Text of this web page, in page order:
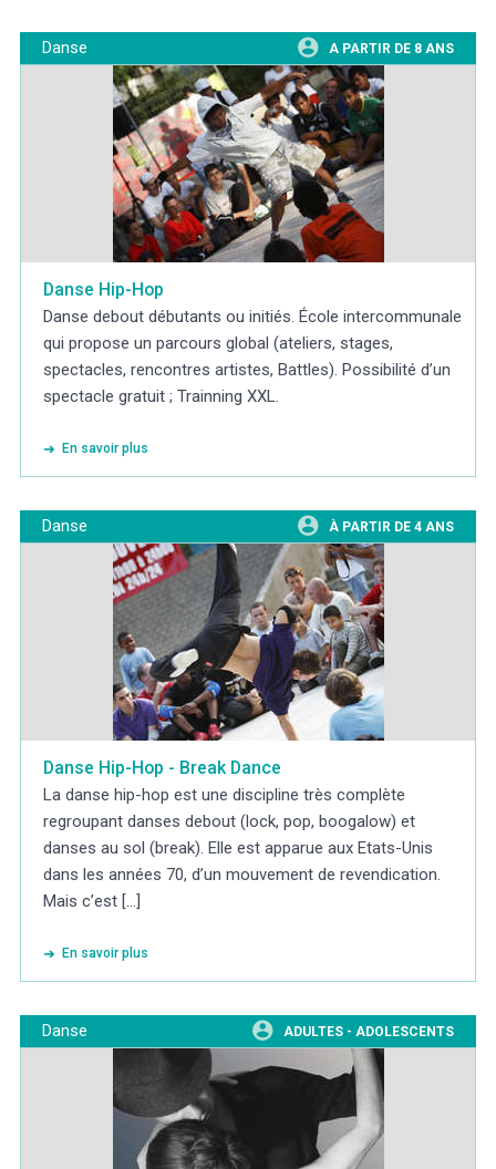
Danse A PARTIR DE 8 ANS
Danse Hip-Hop
Danse debout débutants ou initiés. École intercommunale
qui propose un parcours global (ateliers, stages,
spectacles, rencontres artistes, Battles). Possibilité d’un
spectacle gratuit ; Trainning XXL.
En savoir plus
Danse À PARTIR DE 4 ANS
Danse Hip-Hop - Break Dance
La danse hip-hop est une discipline très complète
regroupant danses debout (lock, pop, boogalow) et
danses au sol (break). Elle est apparue aux Etats-Unis
dans les années 70, d’un mouvement de revendication.
Mais c’est [...]
En savoir plus
Danse ADULTES - ADOLESCENTS